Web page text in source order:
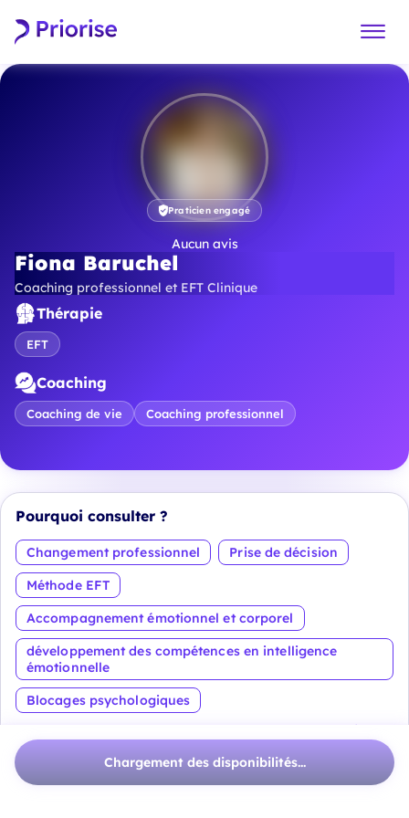
Praticien engagé
Aucun avis
Fiona Baruchel
Coaching professionnel et EFT Clinique
Thérapie
EFT
Coaching
Coaching de vie Coaching professionnel
Pourquoi consulter ?
Changement professionnel
Prise de décision
Méthode EFT
Accompagnement émotionnel et corporel
développement des compétences en intelligence
émotionnelle
Blocages psychologiques
Voir plus
À propos
Chargement des disponibilités...